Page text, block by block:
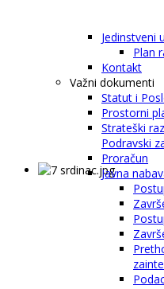
Jedinstveni
Plan
Kontakt
Važni dokumenti
Statut i
Prostorni
Strateški
Podravski
Proračun
Javna